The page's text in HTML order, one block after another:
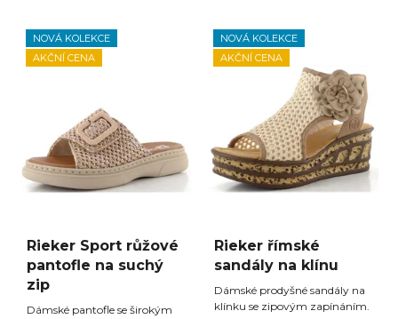
NOVÁ KOLEKCE
AKČNÍ CENA
Rieker Sport růžové
pantofle na suchý
zip
Dámské pantofle se širokým
NOVÁ KOLEKCE
AKČNÍ CENA
Rieker římské
sandály na klínu
Dámské prodyšné sandály na
klínku se zipovým zapínáním.